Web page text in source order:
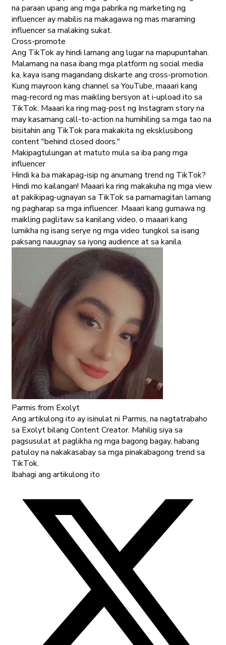
na paraan upang ang mga pabrika ng marketing ng
influencer ay mabilis na makagawa ng mas maraming
influencer sa malaking sukat.
Cross-promote
Ang TikTok ay hindi lamang ang lugar na mapupuntahan.
Malamang na nasa ibang mga platform ng social media
ka, kaya isang magandang diskarte ang cross-promotion.
Kung mayroon kang channel sa YouTube, maaari kang
mag-record ng mas maikling bersyon at i-upload ito sa
TikTok. Maaari ka ring mag-post ng Instagram story na
may kasamang call-to-action na humihiling sa mga tao na
bisitahin ang TikTok para makakita ng eksklusibong
content "behind closed doors."
Makipagtulungan at matuto mula sa iba pang mga
influencer
Hindi ka ba makapag-isip ng anumang trend ng TikTok?
Hindi mo kailangan! Maaari ka ring makakuha ng mga view
at pakikipag-ugnayan sa TikTok sa pamamagitan lamang
ng pagharap sa mga influencer. Maaari kang gumawa ng
maikling paglitaw sa kanilang video, o maaari kang
lumikha ng isang serye ng mga video tungkol sa isang
paksang nauugnay sa iyong audience at sa kanila.
Parmis from Exolyt
Ang artikulong ito ay isinulat ni Parmis, na nagtatrabaho
sa Exolyt bilang Content Creator. Mahilig siya sa
pagsusulat at paglikha ng mga bagong bagay, habang
patuloy na nakakasabay sa mga pinakabagong trend sa
TikTok.
Ibahagi ang artikulong ito